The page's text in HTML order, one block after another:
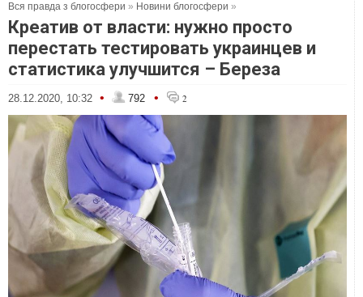
Вся правда з блогосфери » Новини блогосфери »
Креатив от власти: нужно просто
перестать тестировать украинцев и
статистика улучшится – Береза
28.12.2020, 10:32 • 792 • 2